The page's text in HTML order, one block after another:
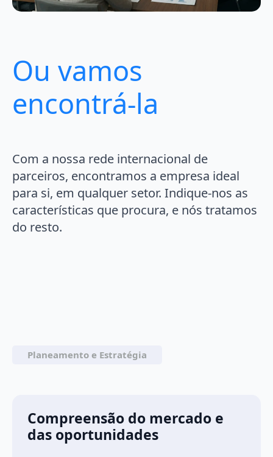
Ou vamos
encontrá-la
Com a nossa rede internacional de
parceiros, encontramos a empresa ideal
para si, em qualquer setor. Indique-nos as
características que procura, e nós tratamos
do resto.
Planeamento e Estratégia
Compreensão do mercado e
das oportunidades